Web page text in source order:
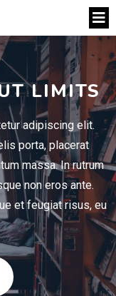
LIMITS
adipiscing elit.
porta, placerat
massa. In rutrum
non eros ante.
et feugiat risus, eu